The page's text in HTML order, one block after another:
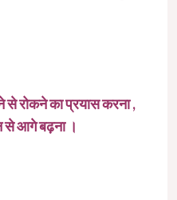
से रोकने का प्रयास करना ,
से आगे बढ़ना ।